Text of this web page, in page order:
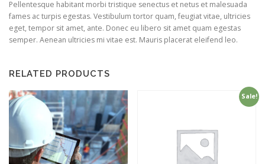
Pellentesque habitant morbi tristique senectus et netus et malesuada
fames ac turpis egestas. Vestibulum tortor quam, feugiat vitae, ultricies
eget, tempor sit amet, ante. Donec eu libero sit amet quam egestas
semper. Aenean ultricies mi vitae est. Mauris placerat eleifend leo.
RELATED PRODUCTS
Sale!